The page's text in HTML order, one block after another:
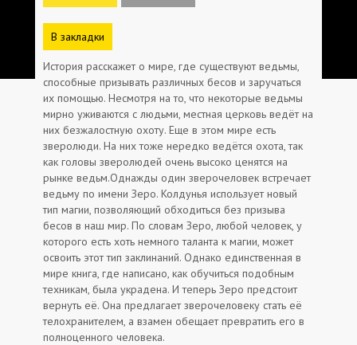
В закладки
История расскажет о мире, где существуют ведьмы,
способные призывать различных бесов и заручаться
их помощью. Несмотря на то, что некоторые ведьмы
мирно уживаются с людьми, местная церковь ведёт на
них безжалостную охоту. Еще в этом мире есть
зверолюди. На них тоже нередко ведётся охота, так
как головы зверолюдей очень высоко ценятся на
рынке ведьм.Однажды один зверочеловек встречает
ведьму по имени Зеро. Колдунья использует новый
тип магии, позволяющий обходиться без призыва
бесов в наш мир. По словам Зеро, любой человек, у
которого есть хоть немного таланта к магии, может
освоить этот тип заклинаний. Однако единственная в
мире книга, где написано, как обучиться подобным
техникам, была украдена. И теперь Зеро предстоит
вернуть её. Она предлагает зверочеловеку стать её
телохранителем, а взамен обещает превратить его в
полноценного человека.